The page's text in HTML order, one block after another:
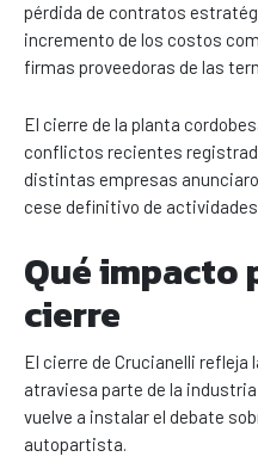
pérdida de contratos
incremento de los costos
firmas proveedoras de las
El cierre de la planta
conflictos recientes
distintas empresas
cese definitivo de
Qué impacto
cierre
El cierre de Crucianelli refleja
atraviesa parte de la
vuelve a instalar el debate
autopartista.